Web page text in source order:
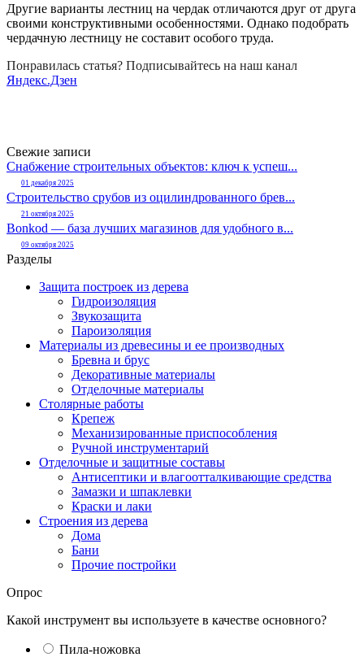
Другие варианты лестниц на чердак отличаются друг от друга
своими конструктивными особенностями. Однако подобрать
чердачную лестницу не составит особого труда.
Понравилась статья? Подписывайтесь на наш канал
Яндекс.Дзен
Свежие записи
Снабжение строительных объектов: ключ к успеш...
01 декабря 2025
Строительство срубов из оцилиндрованного брев...
21 октября 2025
Bonkod — база лучших магазинов для удобного в...
09 октября 2025
Разделы
Защита построек из дерева
Гидроизоляция
Звукозащита
Пароизоляция
Материалы из древесины и ее производных
Бревна и брус
Декоративные материалы
Отделочные материалы
Столярные работы
Крепеж
Механизированные приспособления
Ручной инструментарий
Отделочные и защитные составы
Антисептики и влагоотталкивающие средства
Замазки и шпаклевки
Краски и лаки
Строения из дерева
Дома
Бани
Прочие постройки
Опрос
Какой инструмент вы используете в качестве основного?
Пила-ножовка